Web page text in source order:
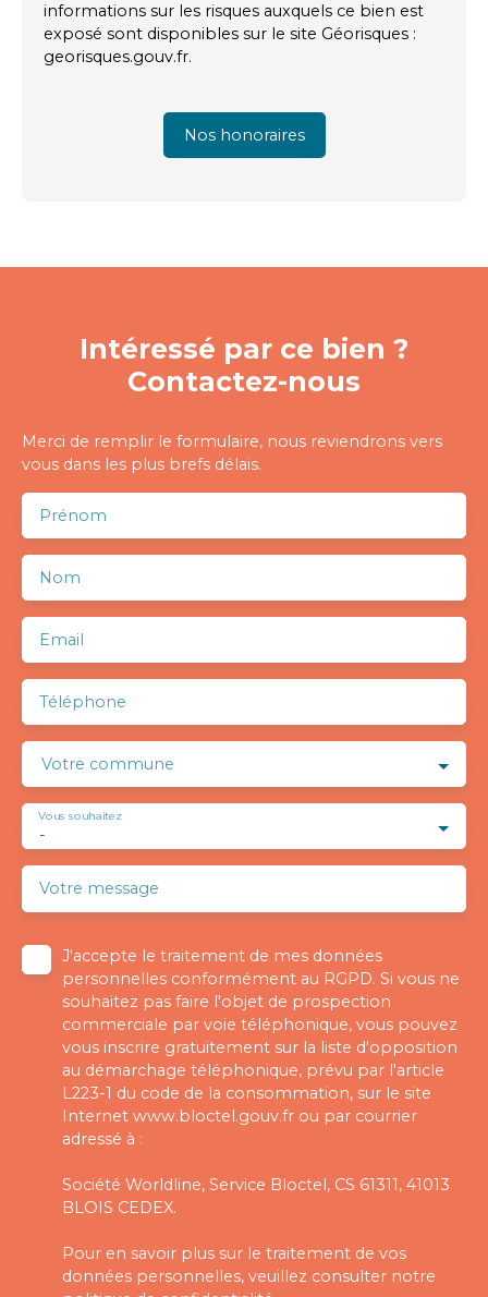
informations sur les risques auxquels ce bien est
exposé sont disponibles sur le site Géorisques :
georisques.gouv.fr.
Nos honoraires
Intéressé par ce bien ?
Contactez-nous
Merci de remplir le formulaire, nous reviendrons vers
vous dans les plus brefs délais.
Prénom
Nom
Email
Téléphone
Votre commune
-
Vous souhaitez
Votre message
J'accepte le traitement de mes données
personnelles conformément au RGPD. Si vous ne
souhaitez pas faire l'objet de prospection
commerciale par voie téléphonique, vous pouvez
vous inscrire gratuitement sur la liste d'opposition
au démarchage téléphonique, prévu par l'article
L223-1 du code de la consommation, sur le site
Internet www.bloctel.gouv.fr ou par courrier
adressé à :
Société Worldline, Service Bloctel, CS 61311, 41013
BLOIS CEDEX.
Pour en savoir plus sur le traitement de vos
données personnelles, veuillez consulter notre